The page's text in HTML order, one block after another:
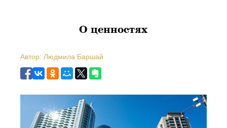
О ценностях
Автор: Людмила Баршай